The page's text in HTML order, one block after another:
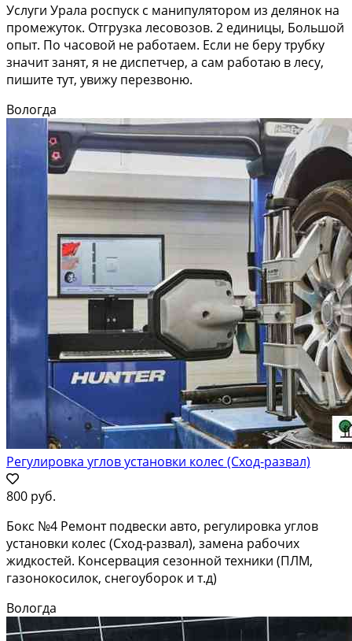
Услуги Урала роспуск с манипулятором из делянок на
промежуток. Отгрузка лесовозов. 2 единицы, Большой
опыт. По часовой не работаем. Если не беру трубку
значит занят, я не диспетчер, а сам работаю в лесу,
пишите тут, увижу перезвоню.
Вологда
Регулировка углов установки колес (Сход-развал)
800 руб.
Бокс №4 Ремонт подвески авто, регулировка углов
установки колес (Сход-развал), замена рабочих
жидкостей. Консервация сезонной техники (ПЛМ,
газонокосилок, снегоуборок и т.д)
Вологда